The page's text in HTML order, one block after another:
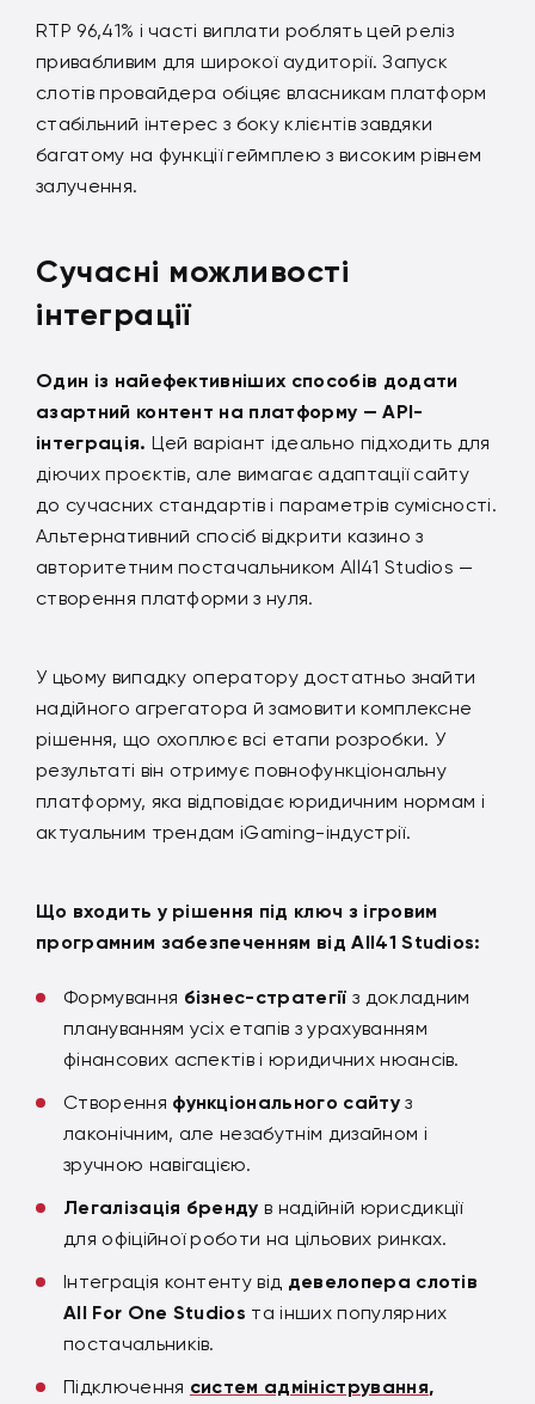
RTP 96,41% і часті виплати роблять цей реліз
привабливим для широкої аудиторії. Запуск
слотів провайдера обіцяє власникам платформ
стабільний інтерес з боку клієнтів завдяки
багатому на функції геймплею з високим рівнем
залучення.
Сучасні можливості
інтеграції
Один із найефективніших способів додати
азартний контент на платформу — API-
інтеграція. Цей варіант ідеально підходить для
діючих проєктів, але вимагає адаптації сайту
до сучасних стандартів і параметрів сумісності.
Альтернативний спосіб відкрити казино з
авторитетним постачальником All41 Studios —
створення платформи з нуля.
У цьому випадку оператору достатньо знайти
надійного агрегатора й замовити комплексне
рішення, що охоплює всі етапи розробки. У
результаті він отримує повнофункціональну
платформу, яка відповідає юридичним нормам і
актуальним трендам iGaming-індустрії.
Що входить у рішення під ключ з ігровим
програмним забезпеченням від All41 Studios:
Формування бізнес-стратегії з докладним
плануванням усіх етапів з урахуванням
фінансових аспектів і юридичних нюансів.
Створення функціонального сайтуз
лаконічним, але незабутнім дизайном і
зручною навігацією.
Легалізація бренду в надійній юрисдикції
для офіційної роботи на цільових ринках.
Інтеграція контенту від девелопера слотів
All For One Studios та інших популярних
постачальників.
Підключення систем адміністрування,